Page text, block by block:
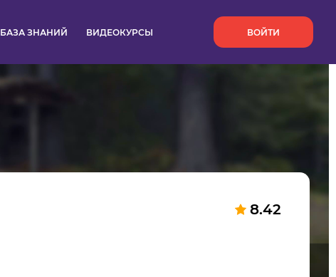
БАЗА ЗНАНИЙ ВИДЕОКУРСЫ ВОЙТИ
8.42